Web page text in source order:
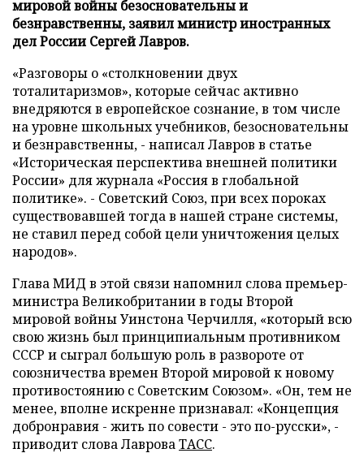
мировой войны безосновательны и
безнравственны, заявил министр иностранных
дел России Сергей Лавров.
«Разговоры о «столкновении двух
тоталитаризмов», которые сейчас активно
внедряются в европейское сознание, в том числе
на уровне школьных учебников, безосновательны
и безнравственны, - написал Лавров в статье
«Историческая перспектива внешней политики
России» для журнала «Россия в глобальной
политике». - Советский Союз, при всех пороках
существовавшей тогда в нашей стране системы,
не ставил перед собой цели уничтожения целых
народов».
Глава МИД в этой связи напомнил слова премьер-
министра Великобритании в годы Второй
мировой войны Уинстона Черчилля, «который всю
свою жизнь был принципиальным противником
СССР и сыграл большую роль в развороте от
союзничества времен Второй мировой к новому
противостоянию с Советским Союзом». «Он, тем не
менее, вполне искренне признавал: «Концепция
добронравия - жить по совести - это по-русски», -
приводит слова ЛавроваТАСС.